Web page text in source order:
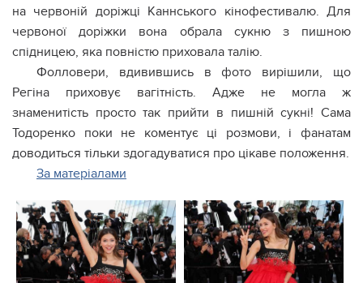
на червоній доріжці Каннського кінофестивалю. Для
червоної доріжки вона обрала сукню з пишною
спідницею, яка повністю приховала талію.
Фолловери, вдивившись в фото вирішили, що
Регіна приховує вагітність. Адже не могла ж
знаменитість просто так прийти в пишній сукні! Сама
Тодоренко поки не коментує ці розмови, і фанатам
доводиться тільки здогадуватися про цікаве положення.
За матеріалами